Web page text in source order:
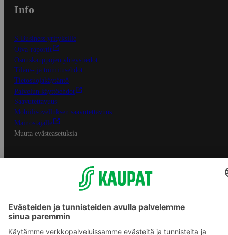
Info
S-Business yrityksille
Oiva-raportit
Osuuskauppojen yhteystiedot
Tilaus- ja toimitusehdot
Tietosuojakäytäntö
Palvelun käyttöehdot
Saavutettavuus
Mobiilisovelluksen saavutettavuus
Mainostajalle
Muuta evästeasetuksia
S-ryhmän palvelut
Asiakasomistajuus